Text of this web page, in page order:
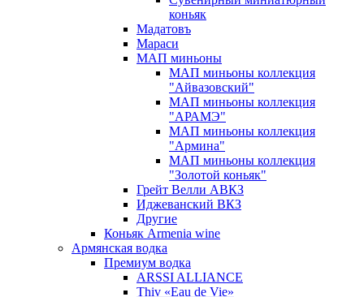
коньяк
Мадатовъ
Мараси
МАП миньоны
МАП миньоны коллекция
"Айвазовский"
МАП миньоны коллекция
"АРАМЭ"
МАП миньоны коллекция
"Армина"
МАП миньоны коллекция
"Золотой коньяк"
Грейт Велли АВКЗ
Иджеванский ВКЗ
Другие
Коньяк Armenia wine
Армянская водка
Премиум водка
ARSSI ALLIANCE
Thiv «Eau de Vie»